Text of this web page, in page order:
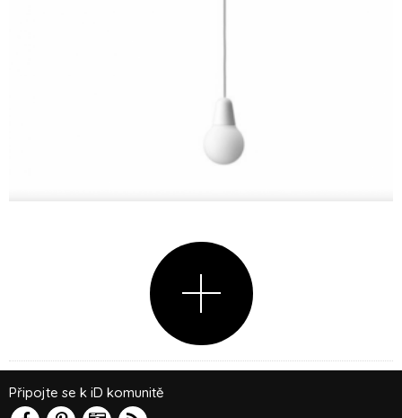
Připojte se k iD komunitě